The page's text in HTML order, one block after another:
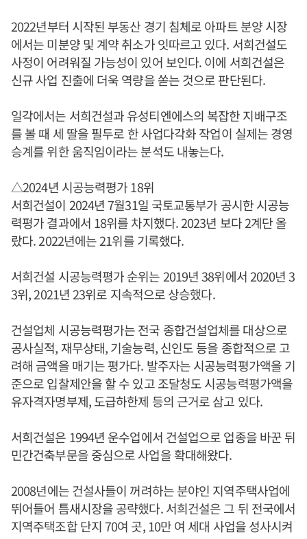
2022년부터 시작된 부동산 경기 침체로 아파트 분양 시장
에서는 미분양 및 계약 취소가 잇따르고 있다. 서희건설도
사정이 어려워질 가능성이 있어 보인다. 이에 서희건설은
신규 사업 진출에 더욱 역량을 쏟는 것으로 판단된다.
일각에서는 서희건설과 유성티엔에스의 복잡한 지배구조
를 볼 때 세 딸을 필두로 한 사업다각화 작업이 실제는 경영
승계를 위한 움직임이라는 분석도 내놓는다.
△2024년 시공능력평가 18위
서희건설이 2024년 7월31일 국토교통부가 공시한 시공능
력평가 결과에서 18위를 차지했다. 2023년 보다 2계단 올
랐다. 2022년에는 21위를 기록했다.
서희건설 시공능력평가 순위는 2019년 38위에서 2020년 3
3위, 2021년 23위로 지속적으로 상승했다.
건설업체 시공능력평가는 전국 종합건설업체를 대상으로
공사실적, 재무상태, 기술능력, 신인도 등을 종합적으로 고
려해 금액을 매기는 평가다. 발주자는 시공능력평가액을 기
준으로 입찰제안을 할 수 있고 조달청도 시공능력평가액을
유자격자명부제, 도급하한제 등의 근거로 삼고 있다.
서희건설은 1994년 운수업에서 건설업으로 업종을 바꾼 뒤
민간건축부문을 중심으로 사업을 확대해왔다.
2008년에는 건설사들이 꺼려하는 분야인 지역주택사업에
뛰어들어 틈새시장을 공략했다. 서희건설은 그 뒤 전국에서
지역주택조합 단지 70여 곳, 10만 여 세대 사업을 성사시켜